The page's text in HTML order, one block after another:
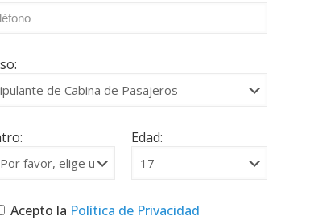
Edad:
Acepto la Política de Privacidad